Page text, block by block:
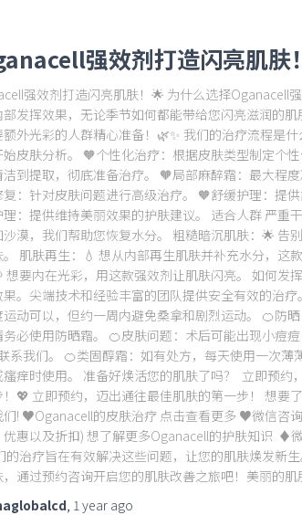
强效剂打造闪亮肌肤
强效剂打造闪亮肌肤！🌟 为什么选择Oganacell
部发挥效果，无论季节如何都能带给您闪亮滋润的
额外光彩的人群精心准备！🌿✨ 我们的治疗流程是
始皮肤分析。 🧡个性化治疗：根据皮肤类型制定个
到提取，彻底准备治疗。 🧡局部麻醉霜：最大程度
：针对皮肤问题进行高级治疗。 🧡舒缓护理：提供
理：提供维持美丽效果的护肤建议。 适合人群 严重
沙漠，我们帮助您恢复水分。 粗糙暗沉肌肤：🌟 告
。 肌肤再生：💧 想从内部再生肌肤并补充水分，这
想要内在光彩，用这款强效剂让肌肤闪亮。 如何发
果。尖端技术和经验丰富的团队提供安全有效的治
运动可以，但约一周内避免桑拿和剧烈运动。 🍊防
务必使用防晒霜。 🍊皮肤问题：术后可能出现小痘
系我们。 🍊类固醇霜：如有处方，每天使用一次薄
瘙痒时使用。 准备好焕活您的肌肤了吗？ 立即预约
！💖 立即预约，迈出通往最佳肌肤的第一步！ 想要
们! ♥Oganacell的皮肤治疗 点击查看更多 ♥微信咨
优惠以及折扣) 想了解更多Oganacell的护肤知识 ♦
的治疗旨在有效解决这些问题，让您的肌肤焕发新
通过预约咨询开启您的肌肤改善之旅吧！美丽的肌
, 1 yearago